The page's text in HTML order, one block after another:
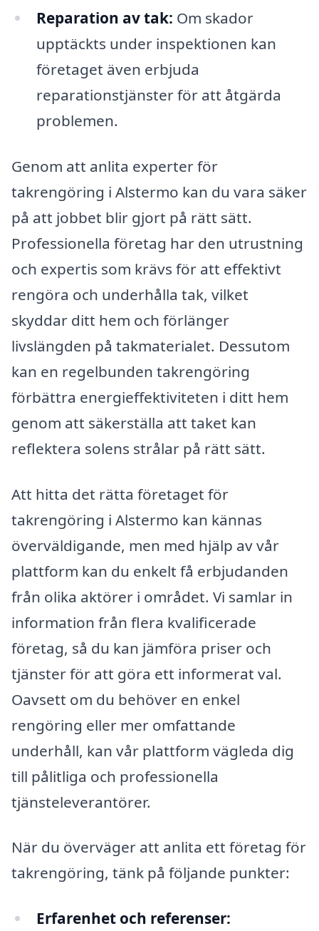
Reparation av tak: Om skador
upptäckts under inspektionen kan
företaget även erbjuda
reparationstjänster för att åtgärda
problemen.
Genom att anlita experter för
takrengöring i Alstermo kan du vara säker
på att jobbet blir gjort på rätt sätt.
Professionella företag har den utrustning
och expertis som krävs för att effektivt
rengöra och underhålla tak, vilket
skyddar ditt hem och förlänger
livslängden på takmaterialet. Dessutom
kan en regelbunden takrengöring
förbättra energieffektiviteten i ditt hem
genom att säkerställa att taket kan
reflektera solens strålar på rätt sätt.
Att hitta det rätta företaget för
takrengöring i Alstermo kan kännas
överväldigande, men med hjälp av vår
plattform kan du enkelt få erbjudanden
från olika aktörer i området. Vi samlar in
information från flera kvalificerade
företag, så du kan jämföra priser och
tjänster för att göra ett informerat val.
Oavsett om du behöver en enkel
rengöring eller mer omfattande
underhåll, kan vår plattform vägleda dig
till pålitliga och professionella
tjänsteleverantörer.
När du överväger att anlita ett företag för
takrengöring, tänk på följande punkter:
Erfarenhet och referenser: